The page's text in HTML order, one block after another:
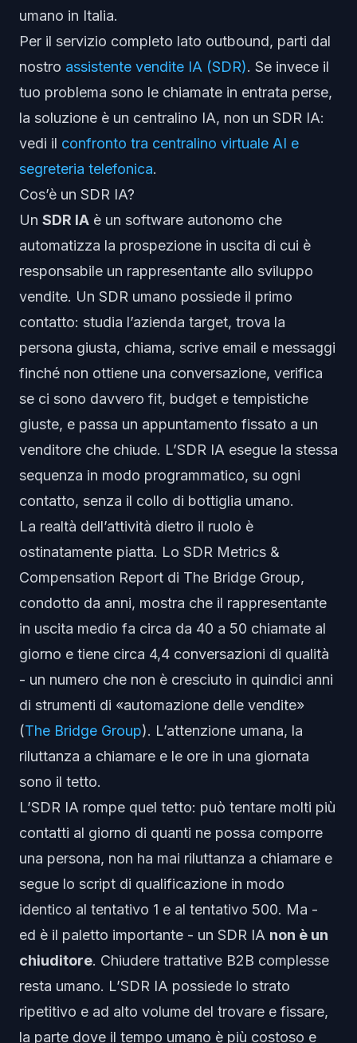
umano in Italia.
Per il servizio completo lato outbound, parti dal
nostro assistente vendite IA (SDR). Se invece il
tuo problema sono le chiamate in entrata perse,
la soluzione è un centralino IA, non un SDR IA:
vedi il confronto tra centralino virtuale AI e
segreteria telefonica.
Cos’è un SDR IA?
Un SDR IA è un software autonomo che
automatizza la prospezione in uscita di cui è
responsabile un rappresentante allo sviluppo
vendite. Un SDR umano possiede il primo
contatto: studia l’azienda target, trova la
persona giusta, chiama, scrive email e messaggi
finché non ottiene una conversazione, verifica
se ci sono davvero fit, budget e tempistiche
giuste, e passa un appuntamento fissato a un
venditore che chiude. L’SDR IA esegue la stessa
sequenza in modo programmatico, su ogni
contatto, senza il collo di bottiglia umano.
La realtà dell’attività dietro il ruolo è
ostinatamente piatta. Lo SDR Metrics &
Compensation Report di The Bridge Group,
condotto da anni, mostra che il rappresentante
in uscita medio fa circa da 40 a 50 chiamate al
giorno e tiene circa 4,4 conversazioni di qualità
- un numero che non è cresciuto in quindici anni
di strumenti di «automazione delle vendite»
(The Bridge Group). L’attenzione umana, la
riluttanza a chiamare e le ore in una giornata
sono il tetto.
L’SDR IA rompe quel tetto: può tentare molti più
contatti al giorno di quanti ne possa comporre
una persona, non ha mai riluttanza a chiamare e
segue lo script di qualificazione in modo
identico al tentativo 1 e al tentativo 500. Ma -
ed è il paletto importante - un SDR IA non è un
chiuditore. Chiudere trattative B2B complesse
resta umano. L’SDR IA possiede lo strato
ripetitivo e ad alto volume del trovare e fissare,
la parte dove il tempo umano è più costoso e